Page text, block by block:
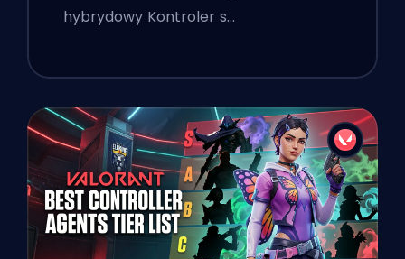
hybrydowy Kontroler s…